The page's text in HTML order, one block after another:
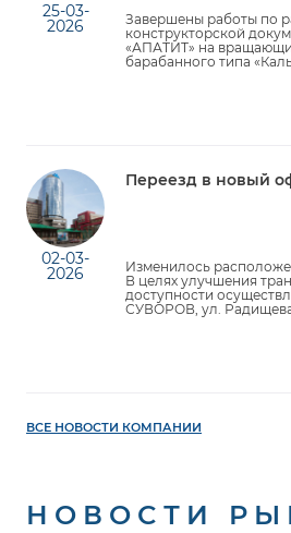
25-03-
2026
Завершены работы по
конструкторской
«АПАТИТ» на
барабанного типа
02-03-
2026
Переезд в новый
Изменилось
В целях улучшения
доступности
СУВОРОВ, ул. Радищева,
ВСЕ НОВОСТИ КОМПАНИИ
НОВОСТИ